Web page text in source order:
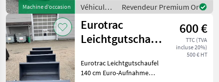
Machine d’occasion
Bedienung Extra Hydraulik
Véhicules
agricoles
à moteur /
Eurotrac
Revendeur Premium Or
Eurotrac
Leichtgutschaufel
600 €
TTC (TVA
incluse 20%)
500 € HT
Eurotrac Leichtgutschaufel
140 cm Euro-Aufnahme